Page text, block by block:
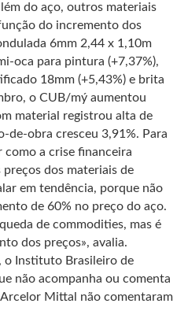
do aço, outros materiais
do incremento dos
6mm 2,44 x 1,10m
oca para pintura (+7,37%),
18mm (+5,43%) e brita
o CUB/mý aumentou
material registrou alta de
de-obra cresceu 3,91%. Para
como a crise financeira
dos materiais de
em tendência, porque não
de 60% no preço do aço.
de commodities, mas é
dos preços», avalia.
o Instituto Brasileiro de
não acompanha ou comenta
Mittal não comentaram